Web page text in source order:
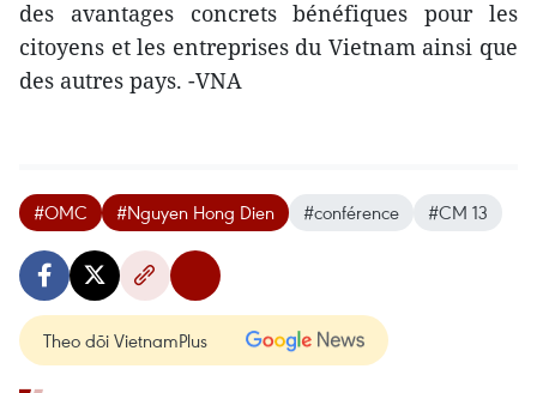
des avantages concrets bénéfiques pour les
citoyens et les entreprises du Vietnam ainsi que
des autres pays. -VNA
#OMC #Nguyen Hong Dien #conférence #CM 13
Theo dõi VietnamPlus